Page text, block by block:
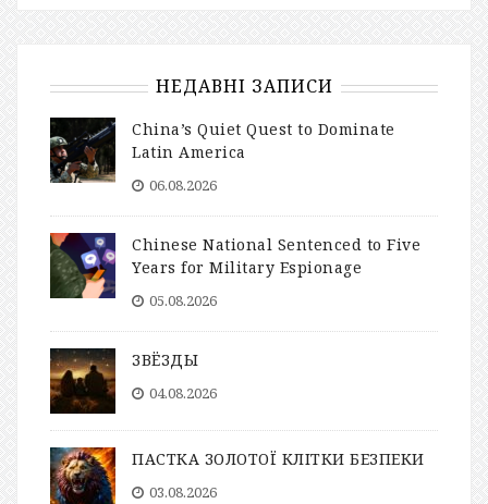
НЕДАВНІ ЗАПИСИ
China’s Quiet Quest to Dominate
Latin America
06.08.2026
Chinese National Sentenced to Five
Years for Military Espionage
05.08.2026
ЗВЁЗДЫ
04.08.2026
ПАСТКА ЗОЛОТОЇ КЛІТКИ БЕЗПЕКИ
03.08.2026